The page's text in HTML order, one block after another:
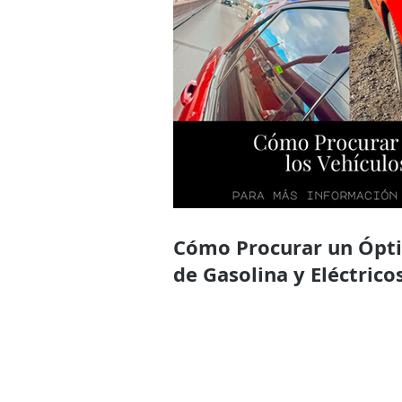
Cómo Procurar un Óptimo Mantenimiento en los Vehículos
de Gasolina y